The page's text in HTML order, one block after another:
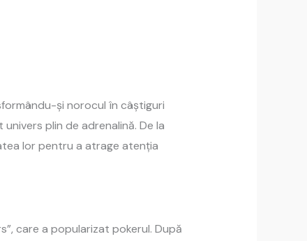
și norocul în câștiguri
plin de adrenalină. De la
lor pentru a atrage atenția
care a popularizat pokerul. După